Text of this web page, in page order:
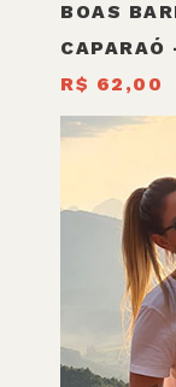
BOAS
R$ 62,00